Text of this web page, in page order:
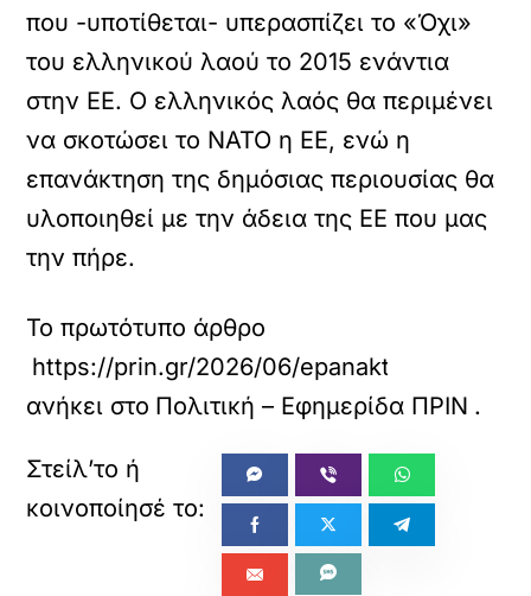
που -υποτίθεται- υπερασπίζει το «Όχι»
του ελληνικού λαού το 2015 ενάντια
στην ΕΕ. Ο ελληνικός λαός θα περιμένει
να σκοτώσει το ΝΑΤΟ η ΕΕ, ενώ η
επανάκτηση της δημόσιας περιουσίας θα
υλοποιηθεί με την άδεια της ΕΕ που μας
την πήρε.
Το πρωτότυπο άρθρο
https://prin.gr/2026/06/epanaktisi/
ανήκει στο Πολιτική – Εφημερίδα ΠΡΙΝ .